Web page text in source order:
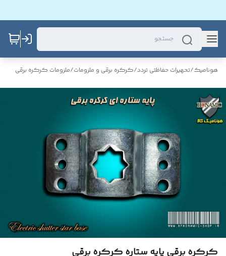
هونامیک/تحهیرات حفاظتی تردد/کرکره برقی و ملزومات/ملزومات کرکره برقی
کرکره برقی پایه ستاره کرکره برقی